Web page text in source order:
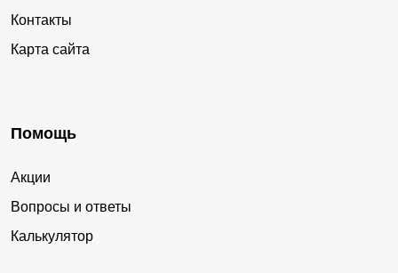
Контакты
Карта сайта
Помощь
Акции
Вопросы и ответы
Калькулятор